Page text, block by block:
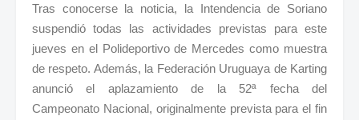
Tras conocerse la noticia, la Intendencia de Soriano
suspendió todas las actividades previstas para este
jueves en el Polideportivo de Mercedes como muestra
de respeto. Además, la Federación Uruguaya de Karting
anunció el aplazamiento de la 52ª fecha del
Campeonato Nacional, originalmente prevista para el fin